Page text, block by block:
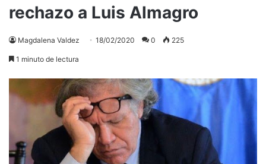
rechazo a Luis Almagro
Magdalena Valdez 18/02/2020 0 225
1 minuto de lectura